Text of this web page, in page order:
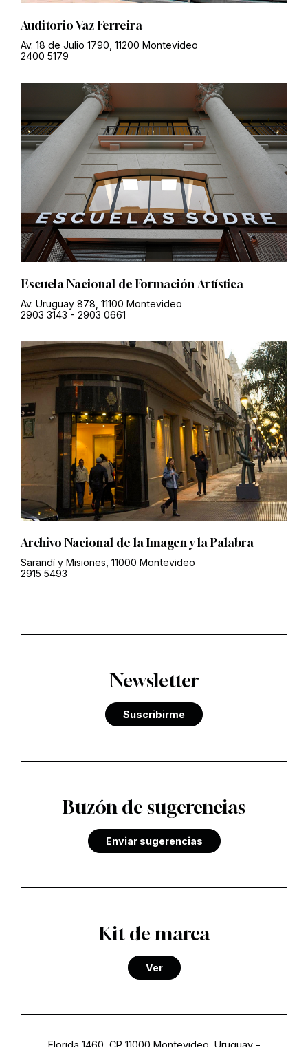
Auditorio Vaz Ferreira
Av. 18 de Julio 1790, 11200 Montevideo
2400 5179
Escuela Nacional de Formación Artística
Av. Uruguay 878, 11100 Montevideo
2903 3143 - 2903 0661
Archivo Nacional de la Imagen y la Palabra
Sarandí y Misiones, 11000 Montevideo
2915 5493
Newsletter
Suscribirme
Buzón de sugerencias
Enviar sugerencias
Kit de marca
Ver
Florida 1460, CP 11000 Montevideo, Uruguay-